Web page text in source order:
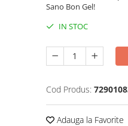
Sano Bon Gel!
IN STOC
Cod Produs:
Adauga la Favorite